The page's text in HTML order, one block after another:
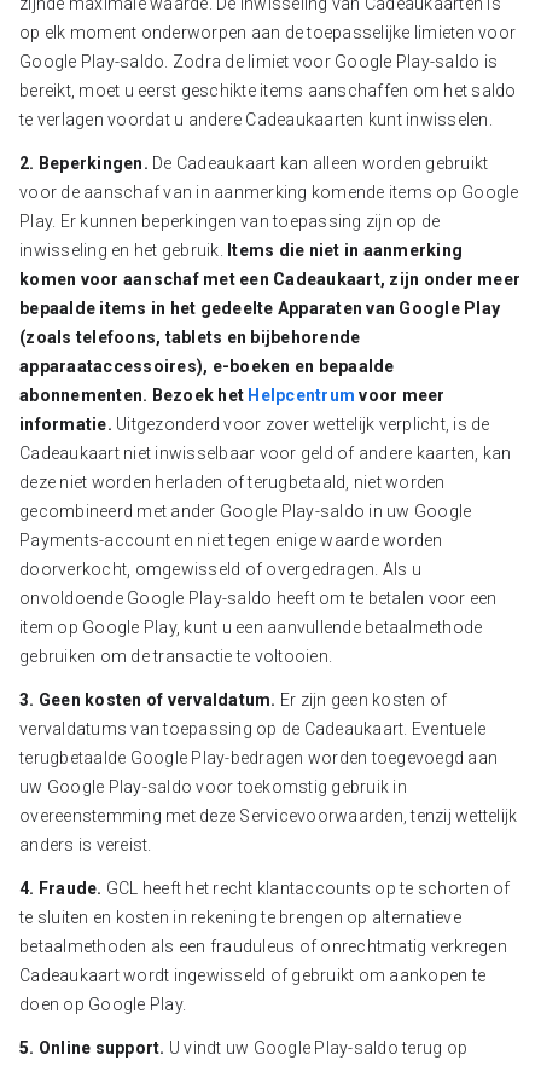
op elk moment onderworpen aan de toepasselijke limieten voor
Google Play-saldo. Zodra de limiet voor Google Play-saldo is
bereikt, moet u eerst geschikte items aanschaffen om het saldo
te verlagen voordat u andere Cadeaukaarten kunt inwisselen.
2. Beperkingen. De Cadeaukaart kan alleen worden gebruikt
voor de aanschaf van in aanmerking komende items op Google
Play. Er kunnen beperkingen van toepassing zijn op de
inwisseling en het gebruik.
Items die niet in aanmerking
komen voor aanschaf met een Cadeaukaart, zijn onder meer
bepaalde items in het gedeelte Apparaten van Google Play
(zoals telefoons, tablets en bijbehorende
apparaataccessoires), e-boeken en bepaalde
abonnementen. Bezoek het Helpcentrum voor meer
informatie. Uitgezonderd voor zover wettelijk verplicht, is de
Cadeaukaart niet inwisselbaar voor geld of andere kaarten, kan
deze niet worden herladen of terugbetaald, niet worden
gecombineerd met ander Google Play-saldo in uw Google
Payments-account en niet tegen enige waarde worden
doorverkocht, omgewisseld of overgedragen. Als u
onvoldoende Google Play-saldo heeft om te betalen voor een
item op Google Play, kunt u een aanvullende betaalmethode
gebruiken om de transactie te voltooien.
3. Geen kosten of vervaldatum. Er zijn geen kosten of
vervaldatums van toepassing op de Cadeaukaart. Eventuele
terugbetaalde Google Play-bedragen worden toegevoegd aan
uw Google Play-saldo voor toekomstig gebruik in
overeenstemming met deze Servicevoorwaarden, tenzij wettelijk
anders is vereist.
4. Fraude. GCL heeft het recht klantaccounts op te schorten of
te sluiten en kosten in rekening te brengen op alternatieve
betaalmethoden als een frauduleus of onrechtmatig verkregen
Cadeaukaart wordt ingewisseld of gebruikt om aankopen te
doen op Google Play.
5. Online support. U vindt uw Google Play-saldo terug op